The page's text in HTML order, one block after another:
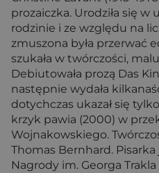
prozaiczka. Urodziła się
rodzinie i ze względu na
zmuszona była przerwać
szukała w twórczości,
Debiutowała prozą Das
następnie wydała
dotychczas ukazał się
krzyk pawia (2000) w
Wojnakowskiego.
Thomas Bernhard.
Nagrody im. Georga